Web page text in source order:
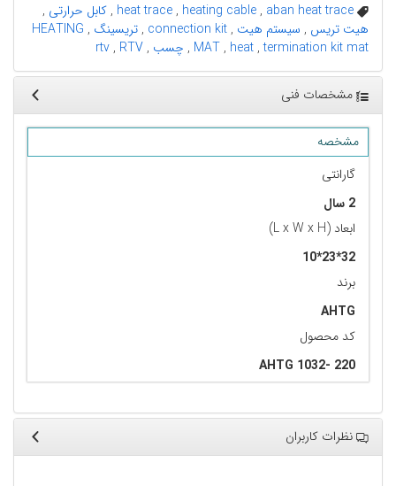
heat trace, heating cable, aban heat trace
,کابل حرارتی ,
هیت تریس , سیستم هیت ,
connection kit
,تریسینگ ,
HEATING
MAT, heat,termination kit mat
, چسب ,
rtv, RTV
مشخصات فنی
مشخصه
گارانتی
2 سال
ابعاد (L x W x H)
32*23*10
برند
AHTG
کد محصول
AHTG 1032- 220
نظرات کاربران